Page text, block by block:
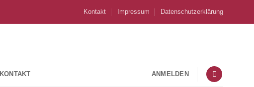
Kontakt Impressum Datenschutzerklärung
KONTAKT ANMELDEN